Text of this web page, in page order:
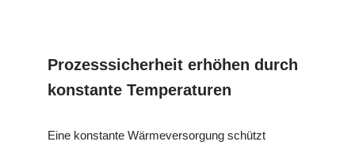
Prozesssicherheit erhöhen durch
konstante Temperaturen
Eine konstante Wärmeversorgung schützt